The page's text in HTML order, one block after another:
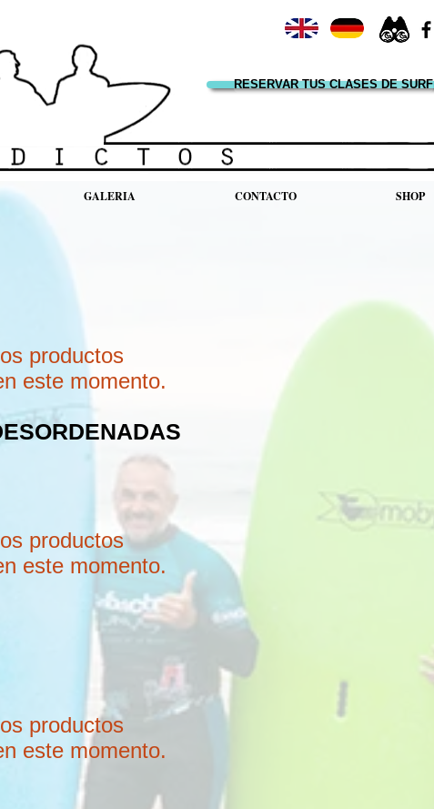
GALERIA CONTACTO SHOP
RESERVAR TUS CLASES DE SURF
productos
este momento.
productos
este momento.
productos
este momento.